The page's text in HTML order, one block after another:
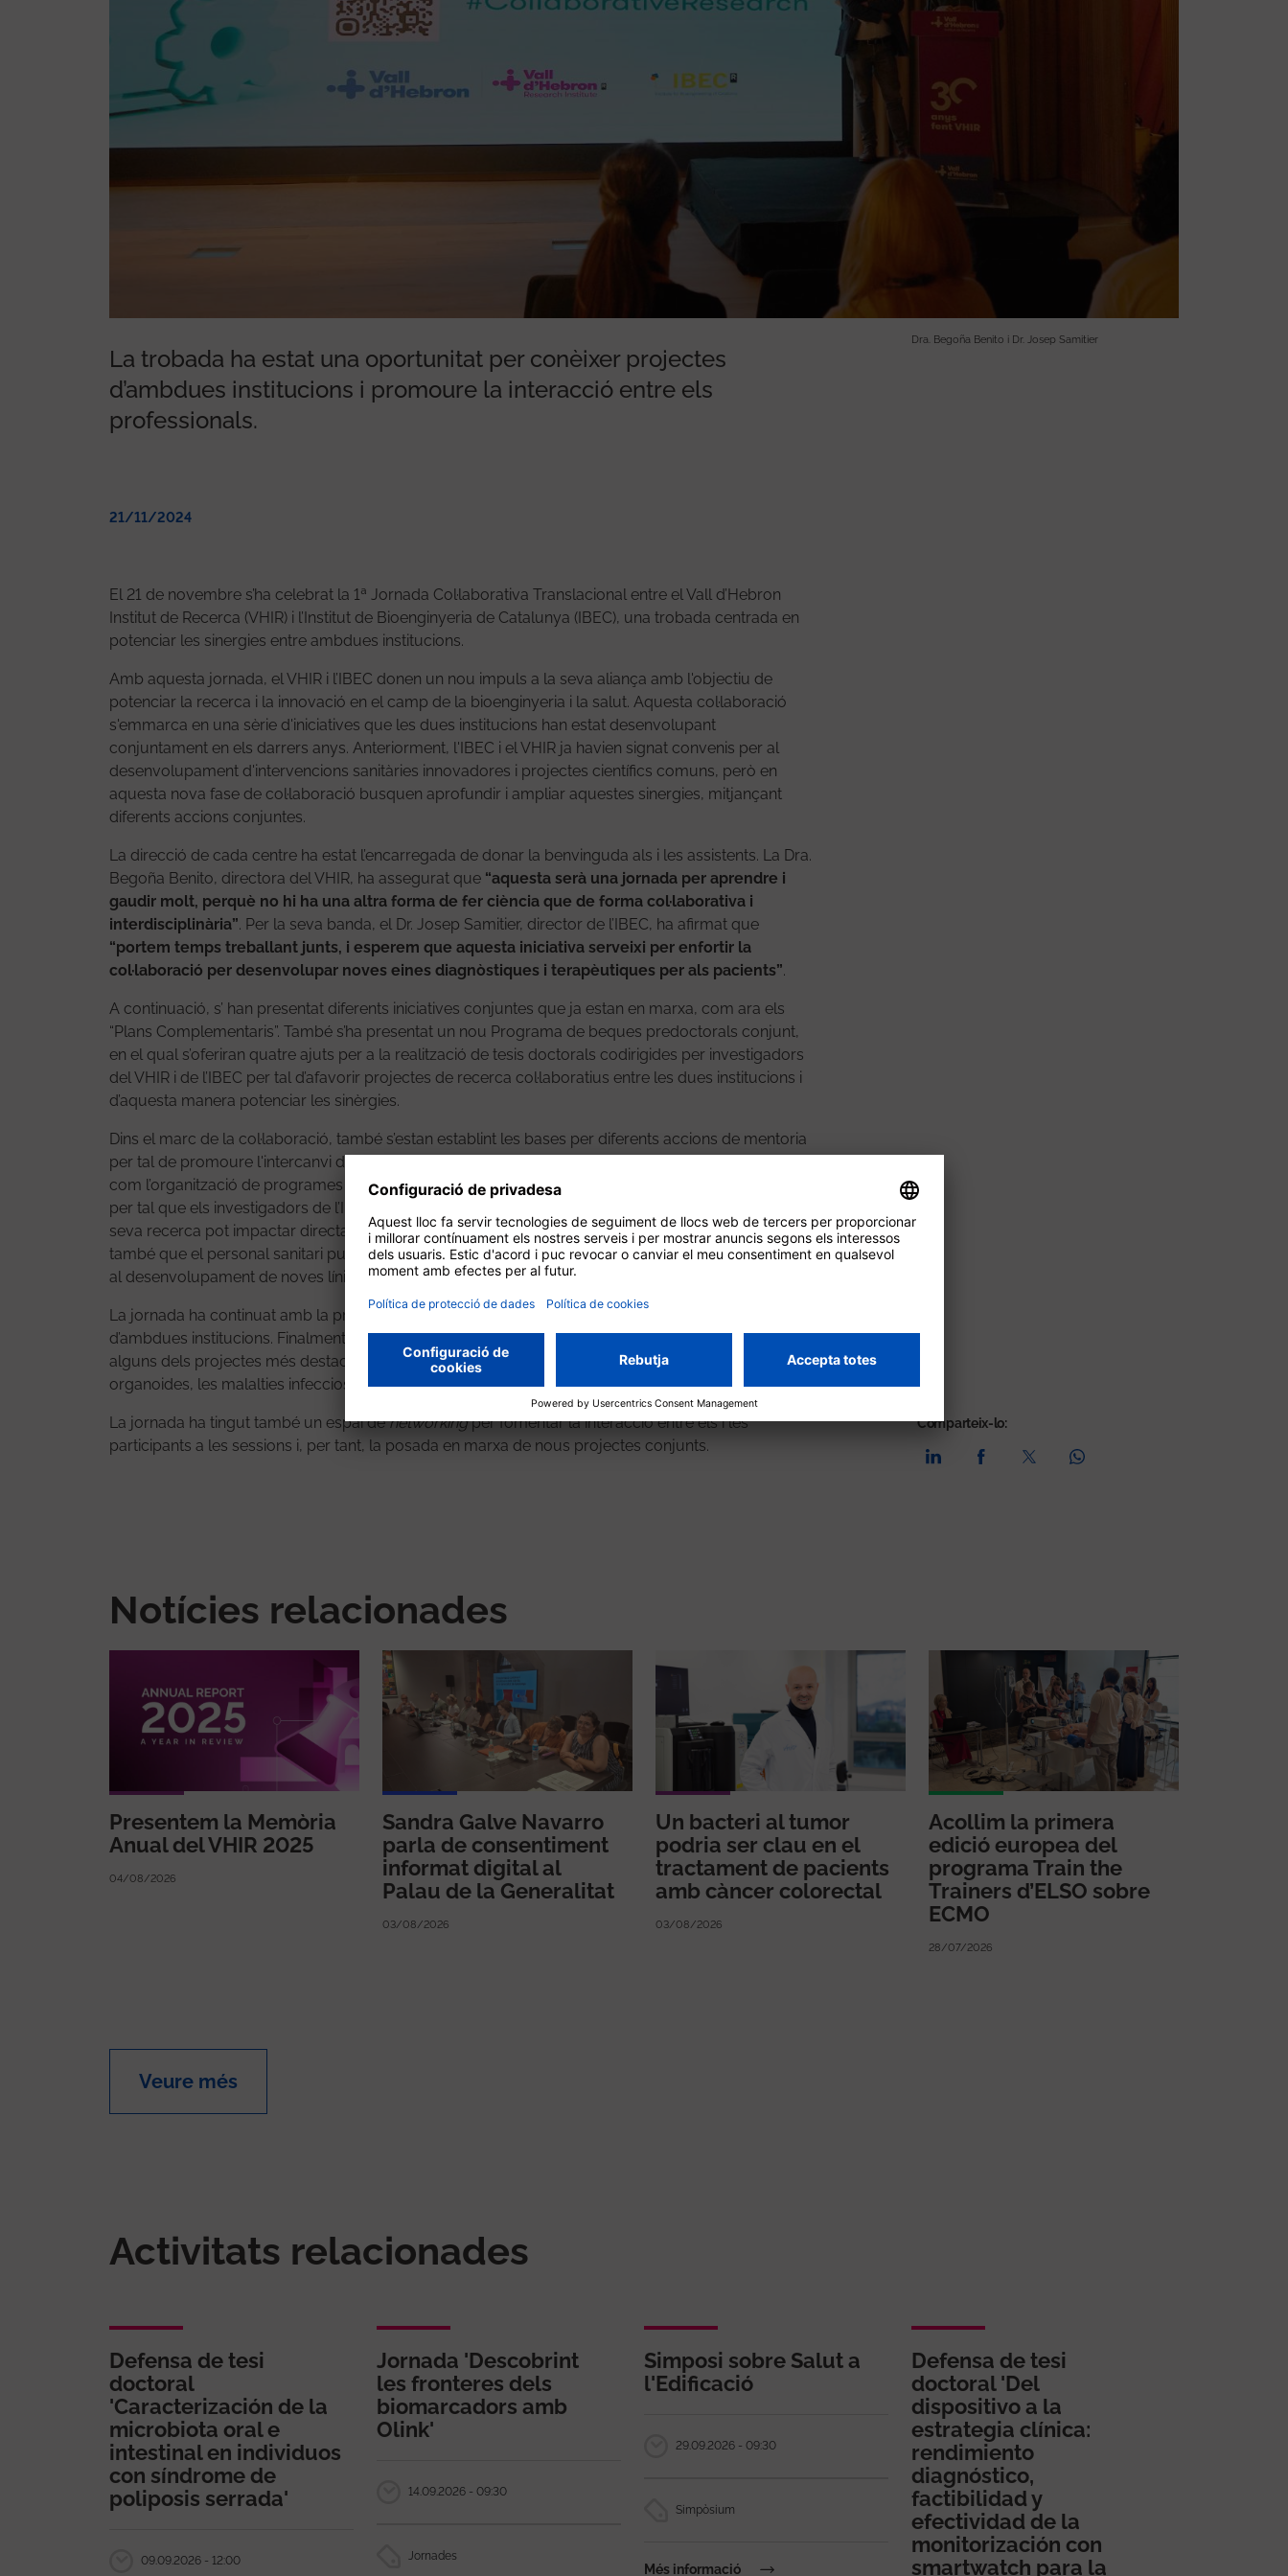
Dra. Begoña Benito i Dr. Josep Samitier
La trobada ha estat una oportunitat per conèixer projectes
d’ambdues institucions i promoure la interacció entre els
professionals.
21/11/2024
El 21 de novembre s’ha celebrat la 1ª Jornada Col·laborativa Translacional entre el Vall d’Hebron
Institut de Recerca (VHIR) i l’Institut de Bioenginyeria de Catalunya (IBEC), una trobada centrada en
potenciar les sinergies entre ambdues institucions.
Amb aquesta jornada, el VHIR i l’IBEC donen un nou impuls a la seva aliança amb l'objectiu de
potenciar la recerca i la innovació en el camp de la bioenginyeria i la salut. Aquesta col·laboració
s'emmarca en una sèrie d'iniciatives que les dues institucions han estat desenvolupant
conjuntament en els darrers anys. Anteriorment, l'IBEC i el VHIR ja havien signat convenis per al
desenvolupament d'intervencions sanitàries innovadores i projectes científics comuns, però en
aquesta nova fase de col·laboració busquen aprofundir i ampliar aquestes sinergies, mitjançant
diferents accions conjuntes.
La direcció de cada centre ha estat l’encarregada de donar la benvinguda als i les assistents. La Dra.
Begoña Benito, directora del VHIR, ha assegurat que “aquesta serà una jornada per aprendre i
gaudir molt, perquè no hi ha una altra forma de fer ciència que de forma col·laborativa i
interdisciplinària”. Per la seva banda, el Dr. Josep Samitier, director de l’IBEC, ha afirmat que
“portem temps treballant junts, i esperem que aquesta iniciativa serveixi per enfortir la
col·laboració per desenvolupar noves eines diagnòstiques i terapèutiques per als pacients”.
A continuació, s’ han presentat diferents iniciatives conjuntes que ja estan en marxa, com ara els
“Plans Complementaris”. També s’ha presentat un nou Programa de beques predoctorals conjunt,
en el qual s’oferiran quatre ajuts per a la realització de tesis doctorals codirigides per investigadors
del VHIR i de l’IBEC per tal d’afavorir projectes de recerca col·laboratius entre les dues institucions i
d’aquesta manera potenciar les sinèrgies.
Dins el marc de la col·laboració, també s’estan establint les bases per diferents accions de mentoria
per tal de promoure l'intercanvi de coneixement entre les dues institucions. Es contemplen accions
com l’organització de programes d'immersió clínica, comitès de translació clínica, col·loquis clínics
per tal que els investigadors de l’IBEC puguin obtenir una comprensió més profunda de com la
seva recerca pot impactar directament la pràctica clínica i millorar la salut dels pacients, així com
també que el personal sanitari pugui exposar necessitats clíniques no cobertes que puguin portar
al desenvolupament de noves línies de recerca translacionals.
La jornada ha continuat amb la presentació de projectes que són casos d’èxit en la col·laboració
d’ambdues institucions. Finalment, investigadors i investigadores del VHIR i l’IBEC han presentat
alguns dels projectes més destacats en els àmbits de les neurociències, l’enginyeria tissular i els
organoides, les malalties infeccioses, salut de la dona, nanomedicina, càncer i imatge.
La jornada ha tingut també un espai denetworkingper fomentar la interacció entre els i les
participants a les sessions i, per tant, la posada en marxa de nous projectes conjunts.
Comparteix-lo:
Notícies relacionades
Presentem la Memòria
Anual del VHIR 2025
04/08/2026
Sandra Galve Navarro
parla de consentiment
informat digital al
Palau de la Generalitat
03/08/2026
Un bacteri al tumor
podria ser clau en el
tractament de pacients
amb càncer colorectal
03/08/2026
Acollim la primera
edició europea del
programa Train the
Trainers d’ELSO sobre
ECMO
28/07/2026
Veure més
Activitats relacionades
Defensa de tesi
doctoral
'Caracterización de la
microbiota oral e
intestinal en individuos
con síndrome de
poliposis serrada'
09.09.2026 - 12:00
Jornada 'Descobrint
les fronteres dels
biomarcadors amb
Olink'
14.09.2026 - 09:30
Jornades
Simposi sobre Salut a
l'Edificació
29.09.2026 - 09:30
Simpòsium
Més informació
Defensa de tesi
doctoral 'Del
dispositivo a la
estrategia clínica:
rendimiento
diagnóstico,
factibilidad y
efectividad de la
monitorización con
smartwatch para la